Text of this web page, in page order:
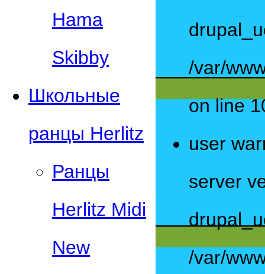
Hama
Skibby
Школьные
ранцы Herlitz
Ранцы
Herlitz Midi
New
/var/
on line
user
server
/var/